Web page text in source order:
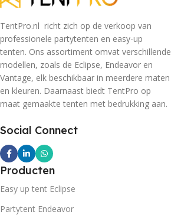
TentPro.nl richt zich op de verkoop van
professionele partytenten en easy-up
tenten. Ons assortiment omvat verschillende
modellen, zoals de Eclipse, Endeavor en
Vantage, elk beschikbaar in meerdere maten
en kleuren. Daarnaast biedt TentPro op
maat gemaakte tenten met bedrukking aan.
Social Connect
Producten
Easy up tent Eclipse
Partytent Endeavor